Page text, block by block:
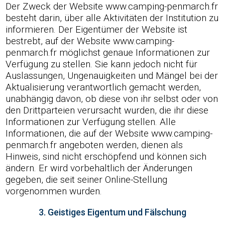
Der Zweck der Website www.camping-penmarch.fr
besteht darin, über alle Aktivitäten der Institution zu
informieren. Der Eigentümer der Website ist
bestrebt, auf der Website www.camping-
penmarch.fr möglichst genaue Informationen zur
Verfügung zu stellen. Sie kann jedoch nicht für
Auslassungen, Ungenauigkeiten und Mängel bei der
Aktualisierung verantwortlich gemacht werden,
unabhängig davon, ob diese von ihr selbst oder von
den Drittparteien verursacht wurden, die ihr diese
Informationen zur Verfügung stellen. Alle
Informationen, die auf der Website www.camping-
penmarch.fr angeboten werden, dienen als
Hinweis, sind nicht erschöpfend und können sich
ändern. Er wird vorbehaltlich der Änderungen
gegeben, die seit seiner Online-Stellung
vorgenommen wurden.
3. Geistiges Eigentum und Fälschung